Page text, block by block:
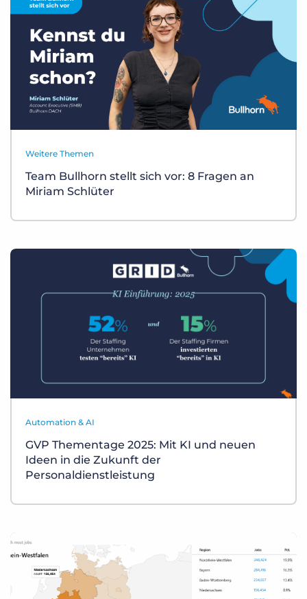
Weitere Themen
Team Bullhorn stellt sich vor: 8 Fragen an
Miriam Schlüter
Automation & AI
GVP Thementage 2025: Mit KI und neuen
Ideen in die Zukunft der
Personaldienstleistung